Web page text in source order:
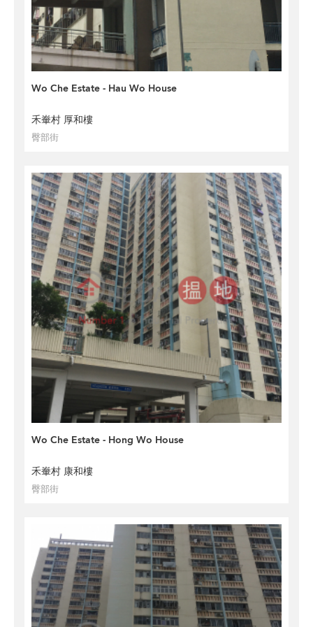
Wo Che Estate - Hau Wo House
禾輋村 厚和樓
臀部街
Wo Che Estate - Hong Wo House
禾輋村 康和樓
臀部街